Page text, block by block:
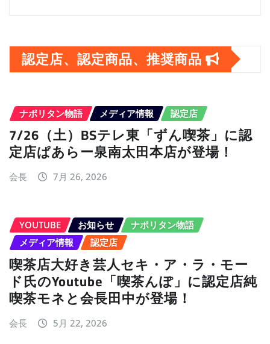
カ
イ
認定店、認定商品、推奨商品
ナポリタン物語 メディア情報 認定店
7/26（土）BSテレ東「ずん喫茶」に認
定店ぱあらー泉南太田本店が登場！
会長 7月 26, 2026
YOUTUBE お知らせ
ナポリタン物語
メディア情報
認定店
喫茶店大好き芸人セキ・ア・ラ・モー
ド氏のYoutube「喫茶んぽ」に認定店純
喫茶モネと会長田中が登場！
会長 5月 22, 2026